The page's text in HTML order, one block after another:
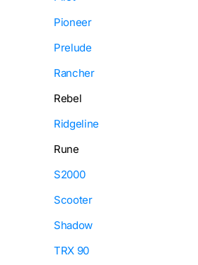
Pioneer
Prelude
Rancher
Rebel
Ridgeline
Rune
S2000
Scooter
Shadow
TRX 90